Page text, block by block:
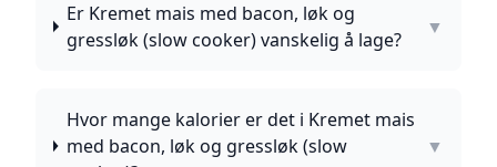
Er Kremet mais med bacon, løk og
gressløk (slow cooker) vanskelig å lage?
▼
Hvor mange kalorier er det i Kremet mais
med bacon, løk og gressløk (slow
▼